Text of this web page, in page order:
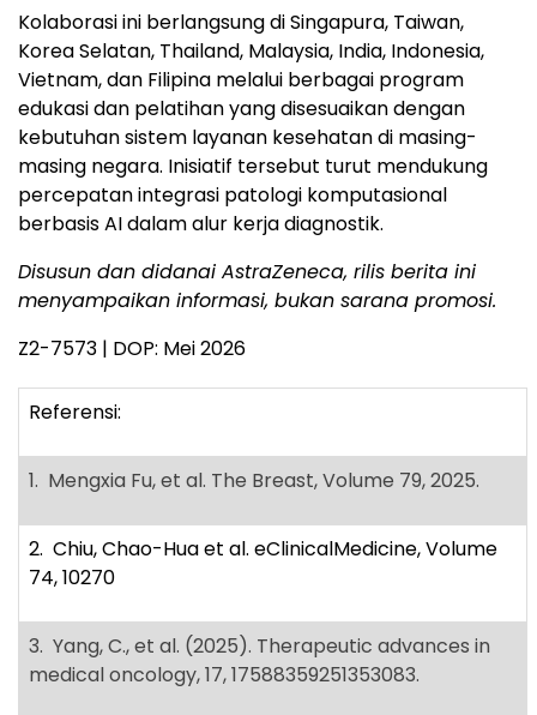
Kolaborasi ini berlangsung di Singapura, Taiwan,
Korea Selatan, Thailand, Malaysia, India, Indonesia,
Vietnam, dan Filipina melalui berbagai program
edukasi dan pelatihan yang disesuaikan dengan
kebutuhan sistem layanan kesehatan di masing-
masing negara. Inisiatif tersebut turut mendukung
percepatan integrasi patologi komputasional
berbasis AI dalam alur kerja diagnostik.
Disusun dan didanai AstraZeneca, rilis berita ini
menyampaikan informasi, bukan sarana promosi.
Z2-7573 | DOP: Mei 2026
Referensi:
1. Mengxia Fu, et al. The Breast, Volume 79, 2025.
2. Chiu, Chao-Hua et al. eClinicalMedicine, Volume
74, 10270
3. Yang, C., et al. (2025). Therapeutic advances in
medical oncology, 17, 17588359251353083.